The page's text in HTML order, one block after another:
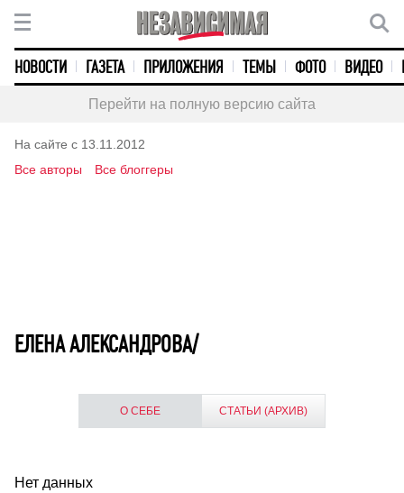
НОВОСТИ ГАЗЕТА ПРИЛОЖЕНИЯ ТЕМЫ ФОТО ВИДЕО
Перейти на полную версию сайта
На сайте с 13.11.2012
Все авторы
Все блоггеры
ЕЛЕНА АЛЕКСАНДРОВА/
О СЕБЕ СТАТЬИ (АРХИВ)
Нет данных